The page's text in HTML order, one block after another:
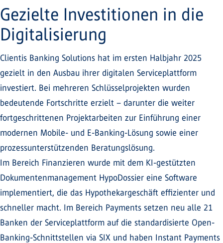
Gezielte Investitionen in die
Digitalisierung
Clientis Banking Solutions hat im ersten Halbjahr 2025
gezielt in den Ausbau ihrer digitalen Serviceplattform
investiert. Bei mehreren Schlüsselprojekten wurden
bedeutende Fortschritte erzielt – darunter die weiter
fortgeschrittenen Projektarbeiten zur Einführung einer
modernen Mobile- und E-Banking-Lösung sowie einer
prozessunterstützenden Beratungslösung.
Im Bereich Finanzieren wurde mit dem KI-gestützten
Dokumentenmanagement HypoDossier eine Software
implementiert, die das Hypothekargeschäft effizienter und
schneller macht. Im Bereich Payments setzen neu alle 21
Banken der Serviceplattform auf die standardisierte Open-
Banking-Schnittstellen via SIX und haben Instant Payments